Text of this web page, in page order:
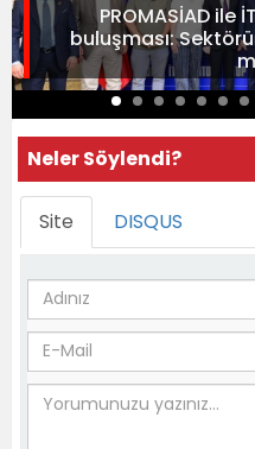
PROMASİAD
buluşması:
Neler Söylendi?
Site DISQUS